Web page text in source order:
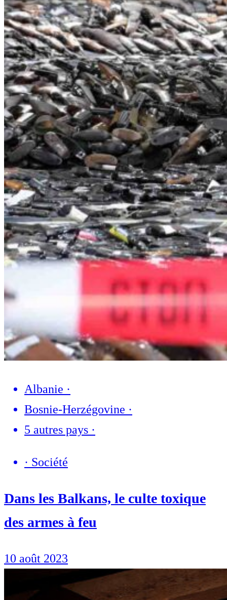
Albanie ·
Bosnie-Herzégovine ·
5 autres pays ·
· Société
Dans les Balkans, le culte toxique
des armes à feu
10 août 2023